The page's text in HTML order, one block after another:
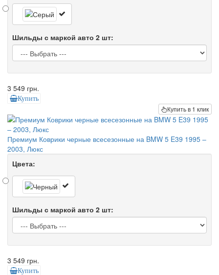
Шильды с маркой авто 2 шт:
3 549 грн.
Купить
Купить в 1 клик
Премиум Коврики черные всесезонные на BMW 5 E39 1995 –
2003, Люкс
Цвета:
Шильды с маркой авто 2 шт:
3 549 грн.
Купить